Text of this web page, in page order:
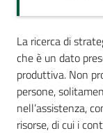
La ricerca di
che è un dato
produttiva. Non
persone,
nell’assistenza,
risorse, di cui i